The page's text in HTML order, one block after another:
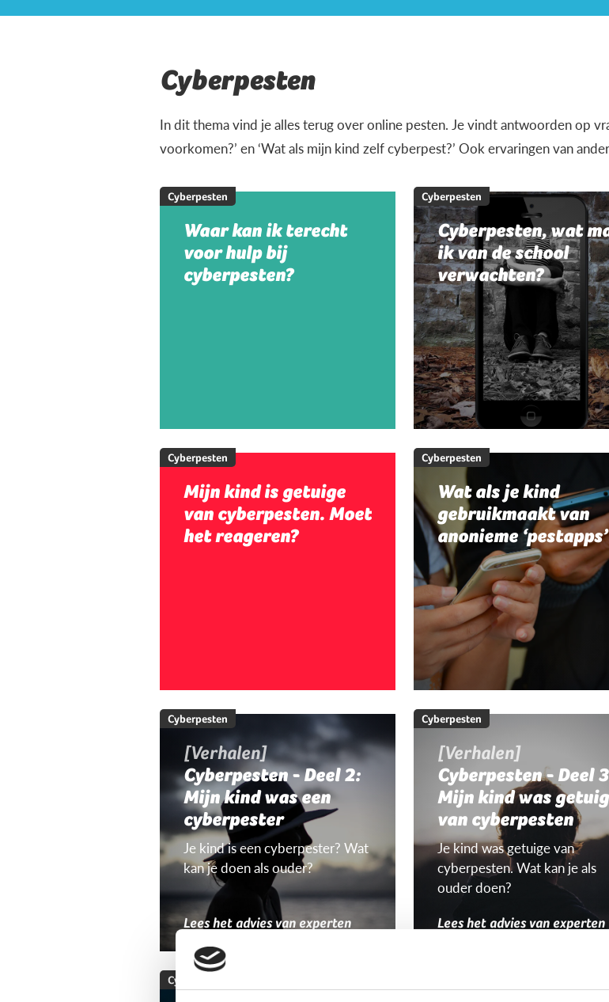
Cyberpesten
In dit thema vind je alles terug over online pesten. Je vindt antwoorden op
voorkomen?’ en ‘Wat als mijn kind zelf cyberpest?’ Ook ervaringen van
Cyberpesten
Waar kan ik terecht
voor hulp bij
cyberpesten?
Cyberpesten
Cyberpesten, wat
ik van de school
verwachten?
Cyberpesten
Mijn kind is getuige
van cyberpesten. Moet
het reageren?
Cyberpesten
Wat als je kind
gebruikmaakt van
anonieme
Cyberpesten
[Verhalen]
Cyberpesten - Deel 2:
Mijn kind was een
cyberpester
Je kind is een cyberpester? Wat
kan je doen als ouder?
Lees het advies van experten
Cyberpesten
[Verhalen]
Cyberpesten - Deel
Mijn kind was
van cyberpesten
Je kind was getuige van
cyberpesten. Wat kan je als
ouder doen?
Lees het advies van experten
Cyberpesten